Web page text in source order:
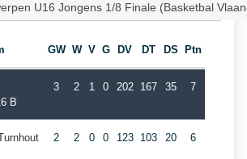
U16 Jongens 1/8 Finale (Basketbal
GW W V G DV DT DS Ptn
B
3 2 1 0 202 167 35 7
2 2 0 0 123 103 20 6